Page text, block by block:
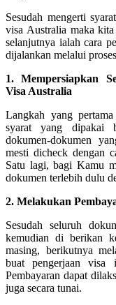
Sesudah mengerti
visa Australia maka
selanjutnya ialah cara
dijalankan melalui
1. Mempersiapkan
Visa Australia
Langkah yang
syarat yang dipakai
dokumen-dokumen
mesti dicheck dengan
Satu lagi, bagi Kamu
dokumen terlebih dulu
2. Melakukan
Sesudah seluruh
kemudian di berikan
masing, berikutnya
buat pengerjaan visa
Pembayaran dapat
juga secara tunai.